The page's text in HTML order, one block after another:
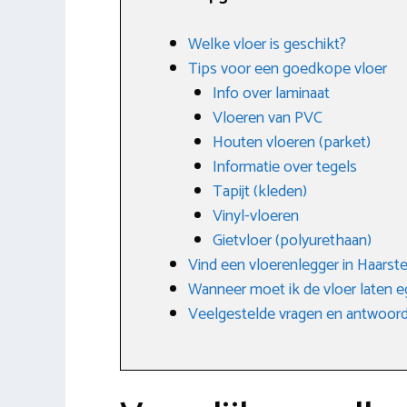
Welke vloer is geschikt?
Tips voor een goedkope vloer
Info over laminaat
Vloeren van PVC
Houten vloeren (parket)
Informatie over tegels
Tapijt (kleden)
Vinyl-vloeren
Gietvloer (polyurethaan)
Vind een vloerenlegger in
Wanneer moet ik de vloer laten
Veelgestelde vragen en